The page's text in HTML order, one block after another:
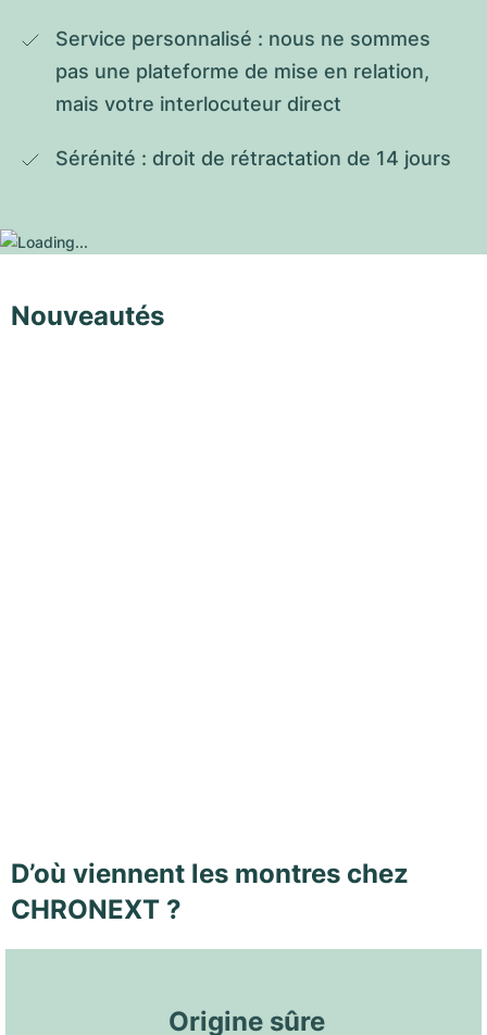
Service personnalisé : nous ne sommes
pas une plateforme de mise en relation,
mais votre interlocuteur direct
Sérénité : droit de rétractation de 14 jours
Nouveautés
D’où viennent les montres chez
CHRONEXT ?
Origine sûre